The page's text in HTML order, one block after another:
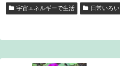
宇宙エネルギーで生活 日常いろ